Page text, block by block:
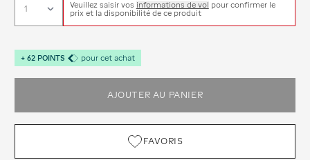
Veuillez saisir vos informations de vol pour confirmer le
prix et la disponibilité de ce produit
+ 62 POINTS pour cet achat
AJOUTER AU PANIER
FAVORIS